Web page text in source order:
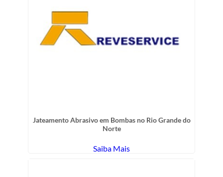
Jateamento Abrasivo em Bombas no Rio Grande do
Norte
Saiba Mais